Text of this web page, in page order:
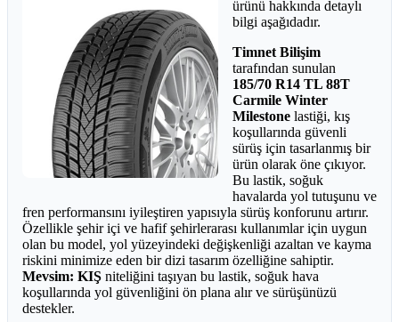
ürünü hakkında detaylı
bilgi aşağıdadır.
Timnet Bilişim
tarafından sunulan
185/70 R14 TL 88T
Carmile Winter
Milestone lastiği, kış
koşullarında güvenli
sürüş için tasarlanmış bir
ürün olarak öne çıkıyor.
Bu lastik, soğuk
havalarda yol tutuşunu ve
fren performansını iyileştiren yapısıyla sürüş konforunu artırır.
Özellikle şehir içi ve hafif şehirlerarası kullanımlar için uygun
olan bu model, yol yüzeyindeki değişkenliği azaltan ve kayma
riskini minimize eden bir dizi tasarım özelliğine sahiptir.
Mevsim: KIŞ niteliğini taşıyan bu lastik, soğuk hava
koşullarında yol güvenliğini ön plana alır ve sürüşünüzü
destekler.